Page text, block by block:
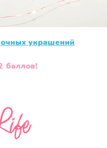
украшений
баллов!